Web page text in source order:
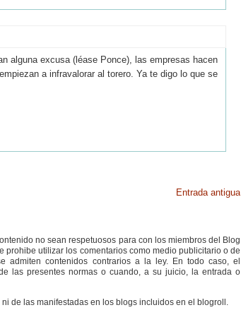
alguna excusa (léase Ponce), las empresas hacen
a infravalorar al torero. Ya te digo lo que se
Entrada antigua
no sean respetuosos para con los miembros del Blog
prohibe utilizar los comentarios como medio publicitario o de
admiten contenidos contrarios a la ley. En todo caso, el
las presentes normas o cuando, a su juicio, la entrada o
de las manifestadas en los blogs incluidos en el blogroll.